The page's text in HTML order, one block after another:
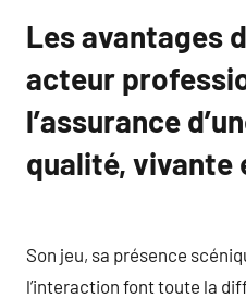
Les avantages
acteur
l’assurance
qualité, vivante
Son jeu, sa présence
l’interaction font toute la